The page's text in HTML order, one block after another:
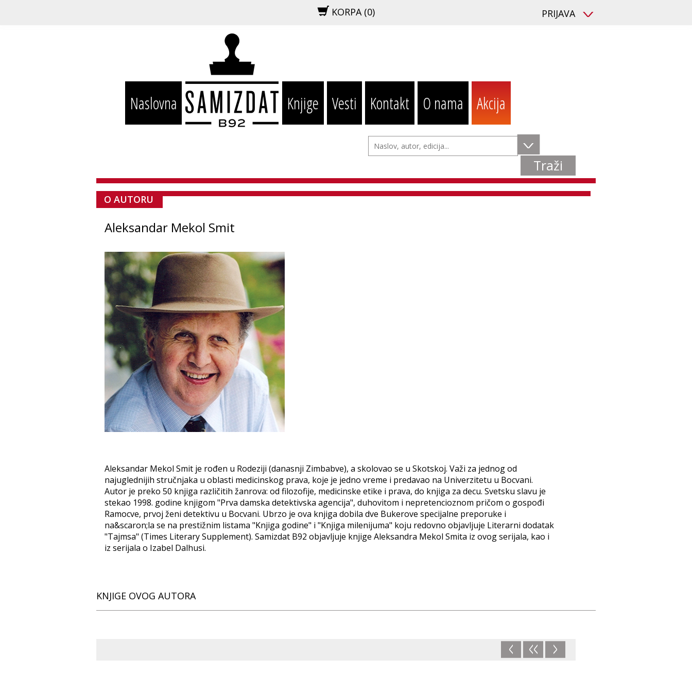
KORPA (0) PRIJAVA V
Naslovna Knjige Vesti Kontakt O nama Akcija
V
O AUTORU
Aleksandar Mekol Smit
Aleksandar Mekol Smit je rođen u Rodeziji (danasnji Zimbabve), a skolovao se u Skotskoj. Važi za jednog od
najuglednijih stručnjaka u oblasti medicinskog prava, koje je jedno vreme i predavao na Univerzitetu u Bocvani.
Autor je preko 50 knjiga različitih žanrova: od filozofije, medicinske etike i prava, do knjiga za decu. Svetsku slavu je
stekao 1998. godine knjigom "Prva damska detektivska agencija", duhovitom i nepretencioznom pričom o gospođi
Ramocve, prvoj ženi detektivu u Bocvani. Ubrzo je ova knjiga dobila dve Bukerove specijalne preporuke i
na&scaron;la se na prestižnim listama "Knjiga godine" i "Knjiga milenijuma" koju redovno objavljuje Literarni dodatak
"Tajmsa" (Times Literary Supplement). Samizdat B92 objavljuje knjige Aleksandra Mekol Smita iz ovog serijala, kao i
iz serijala o Izabel Dalhusi.
KNJIGE OVOG AUTORA
< << >